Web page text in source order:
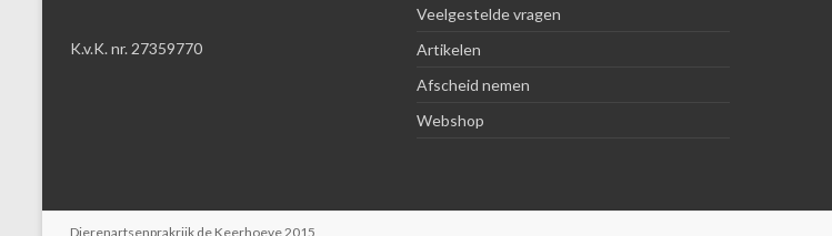
K.v.K. nr. 27359770
Veelgestelde vragen
Artikelen
Afscheid nemen
Webshop
Dierenartsenprakrijk de Keerhoeve 2015